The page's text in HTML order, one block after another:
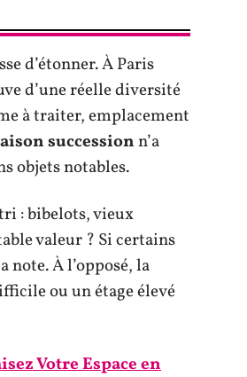
d’étonner. À Paris
d’une réelle diversité
à traiter, emplacement
successionn’a
objets notables.
: bibelots, vieux
valeur ? Si certains
À l’opposé, la
ou un étage élevé
Votre Espace en